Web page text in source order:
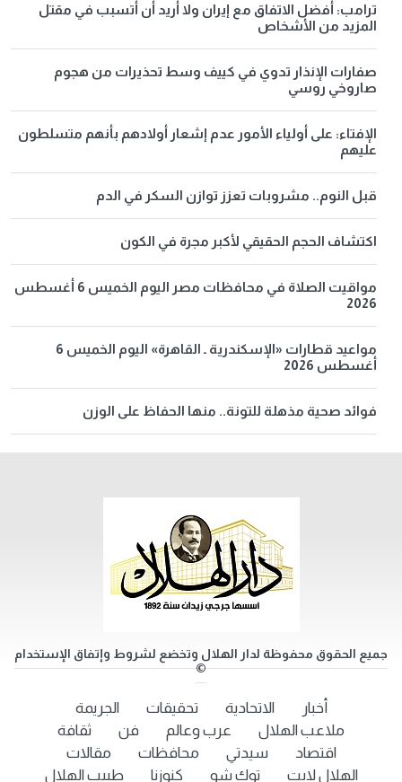
ترامب: أفضل الاتفاق مع إيران ولا أريد أن أتسبب في مقتل
المزيد من الأشخاص
صفارات الإنذار تدوي في كييف وسط تحذيرات من هجوم
صاروخي روسي
الإفتاء: على أولياء الأمور عدم إشعار أولادهم بأنهم متسلطون
عليهم
قبل النوم.. مشروبات تعزز توازن السكر في الدم
اكتشاف الحجم الحقيقي لأكبر مجرة في الكون
مواقيت الصلاة في محافظات مصر اليوم الخميس 6 أغسطس
2026
مواعيد قطارات «الإسكندرية ـ القاهرة» اليوم الخميس 6
أغسطس 2026
فوائد صحية مذهلة للتونة.. منها الحفاظ على الوزن
جميع الحقوق محفوظة لدار الهلال وتخضع لشروط وإتفاق الإستخدام
©
أخبار الاتحادية تحقيقات
الجريمة
ملاعب الهلال
عرب وعالم فن
ثقافة
اقتصاد
سيدتي محافظات
مقالات
الهلال لايت
توك شو كنوزنا طبيب الهلال